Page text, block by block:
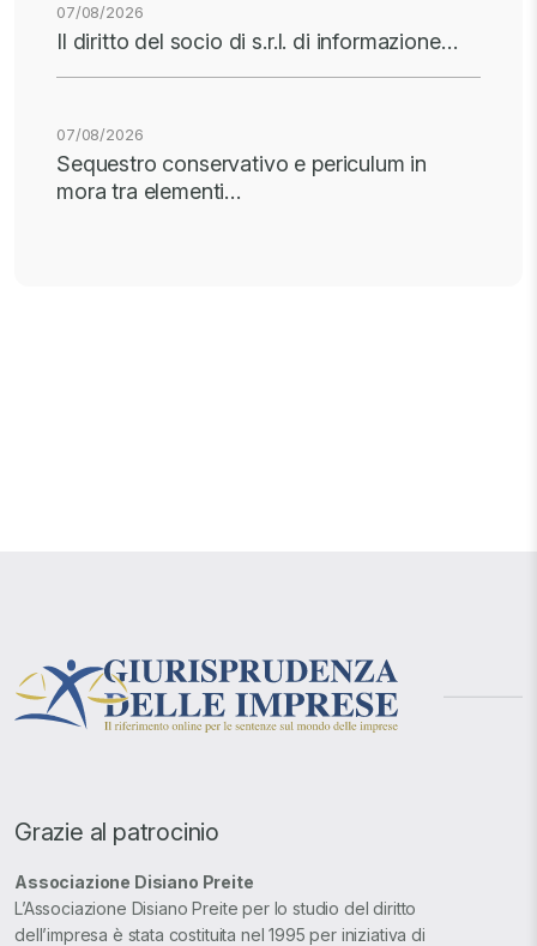
07/08/2026
Il diritto del socio di s.r.l. di informazione…
07/08/2026
Sequestro conservativo e periculum in
mora tra elementi…
Grazie al patrocinio
Associazione Disiano Preite
L’Associazione Disiano Preite per lo studio del diritto
dell’impresa è stata costituita nel 1995 per iniziativa di